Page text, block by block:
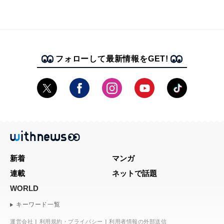
フォローして最新情報をGET!
新着
マンガ
連載
ネットで話題
WORLD
キーワード一覧
運営会社 利用規約・プライバシー 利用者情報の外部送信